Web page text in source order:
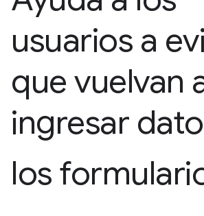
usuarios a
que vuelvan
ingresar
los